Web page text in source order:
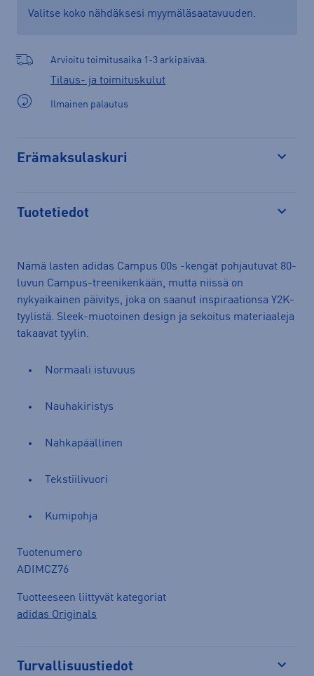
Valitse koko nähdäksesi myymäläsaatavuuden.
Arvioitu toimitusaika 1-3 arkipäivää.
Tilaus- ja toimituskulut
Ilmainen palautus
Erämaksulaskuri
Tuotetiedot
Nämä lasten adidas Campus 00s -kengät pohjautuvat 80-
luvun Campus-treenikenkään, mutta niissä on
nykyaikainen päivitys, joka on saanut inspiraationsa Y2K-
tyylistä. Sleek-muotoinen design ja sekoitus materiaaleja
takaavat tyylin.
Normaali istuvuus
Nauhakiristys
Nahkapäällinen
Tekstiilivuori
Kumipohja
Tuotenumero
ADIMCZ76
Tuotteeseen liittyvät kategoriat
adidas Originals
Turvallisuustiedot